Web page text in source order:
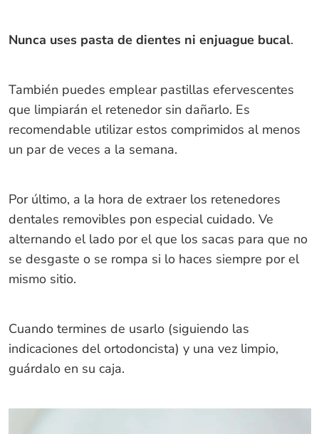
Nunca uses pasta de dientes ni enjuague bucal.
También puedes emplear pastillas efervescentes
que limpiarán el retenedor sin dañarlo. Es
recomendable utilizar estos comprimidos al menos
un par de veces a la semana.
Por último, a la hora de extraer los retenedores
dentales removibles pon especial cuidado. Ve
alternando el lado por el que los sacas para que no
se desgaste o se rompa si lo haces siempre por el
mismo sitio.
Cuando termines de usarlo (siguiendo las
indicaciones del ortodoncista) y una vez limpio,
guárdalo en su caja.